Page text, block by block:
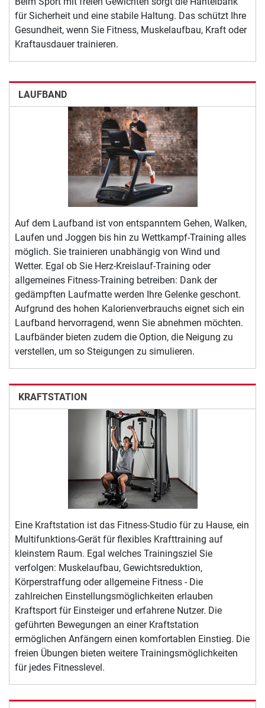
für Sicherheit und eine stabile Haltung. Das schützt Ihre
Gesundheit, wenn Sie Fitness, Muskelaufbau, Kraft oder
Kraftausdauer trainieren.
LAUFBAND
Auf dem Laufband ist von entspanntem Gehen, Walken,
Laufen und Joggen bis hin zu Wettkampf-Training alles
möglich. Sie trainieren unabhängig von Wind und
Wetter. Egal ob Sie Herz-Kreislauf-Training oder
allgemeines Fitness-Training betreiben: Dank der
gedämpften Laufmatte werden Ihre Gelenke geschont.
Aufgrund des hohen Kalorienverbrauchs eignet sich ein
Laufband hervorragend, wenn Sie abnehmen möchten.
Laufbänder bieten zudem die Option, die Neigung zu
verstellen, um so Steigungen zu simulieren.
KRAFTSTATION
Eine Kraftstation ist das Fitness-Studio für zu Hause, ein
Multifunktions-Gerät für flexibles Krafttraining auf
kleinstem Raum. Egal welches Trainingsziel Sie
verfolgen: Muskelaufbau, Gewichtsreduktion,
Körperstraffung oder allgemeine Fitness - Die
zahlreichen Einstellungsmöglichkeiten erlauben
Kraftsport für Einsteiger und erfahrene Nutzer. Die
geführten Bewegungen an einer Kraftstation
ermöglichen Anfängern einen komfortablen Einstieg. Die
freien Übungen bieten weitere Trainingsmöglichkeiten
für jedes Fitnesslevel.